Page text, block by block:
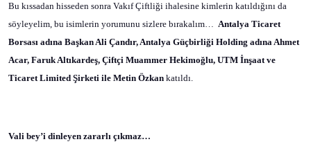
Bu kıssadan hisseden sonra Vakıf Çiftliği ihalesine kimlerin katıldığını da
söyleyelim, bu isimlerin yorumunu sizlere bırakalım… Antalya Ticaret
Borsası adına Başkan Ali Çandır, Antalya Güçbirliği Holding adına Ahmet
Acar, Faruk Altıkardeş, Çiftçi Muammer Hekimoğlu, UTM İnşaat ve
Ticaret Limited Şirketi ile Metin Özkan katıldı.
Vali bey’i dinleyen zararlı çıkmaz…